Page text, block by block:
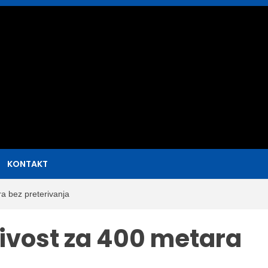
KONTAKT
bez preterivanja
za 400 metara